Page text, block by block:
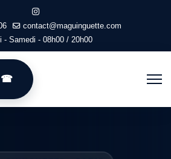
contact@maguinguette.com
- Samedi - 08h00 / 20h00